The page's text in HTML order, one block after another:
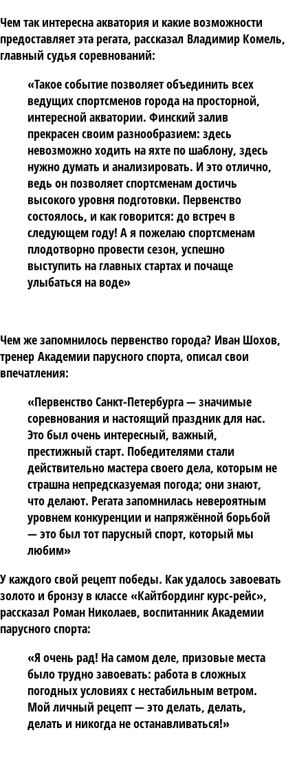
Чем так интересна акватория и какие возможности
предоставляет эта регата, рассказал Владимир Комель,
главный судья соревнований:
«Такое событие позволяет объединить всех
ведущих спортсменов города на просторной,
интересной акватории. Финский залив
прекрасен своим разнообразием: здесь
невозможно ходить на яхте по шаблону, здесь
нужно думать и анализировать. И это отлично,
ведь он позволяет спортсменам достичь
высокого уровня подготовки. Первенство
состоялось, и как говорится: до встреч в
следующем году! А я пожелаю спортсменам
плодотворно провести сезон, успешно
выступить на главных стартах и почаще
улыбаться на воде»
Чем же запомнилось первенство города? Иван Шохов,
тренер Академии парусного спорта, описал свои
впечатления:
«Первенство Санкт-Петербурга — значимые
соревнования и настоящий праздник для нас.
Это был очень интересный, важный,
престижный старт. Победителями стали
действительно мастера своего дела, которым не
страшна непредсказуемая погода; они знают,
что делают. Регата запомнилась невероятным
уровнем конкуренции и напряжённой борьбой
— это был тот парусный спорт, который мы
любим»
У каждого свой рецепт победы. Как удалось завоевать
золото и бронзу в классе «Кайтбординг курс-рейс»,
рассказал Роман Николаев, воспитанникАкадемии
парусного спорта:
«Я очень рад! На самом деле, призовые места
было трудно завоевать: работа в сложных
погодных условиях с нестабильным ветром.
Мой личный рецепт — это делать, делать,
делать и никогда не останавливаться!»